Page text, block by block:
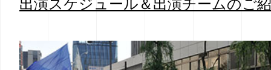
出演スケジュール＆出演チームのご